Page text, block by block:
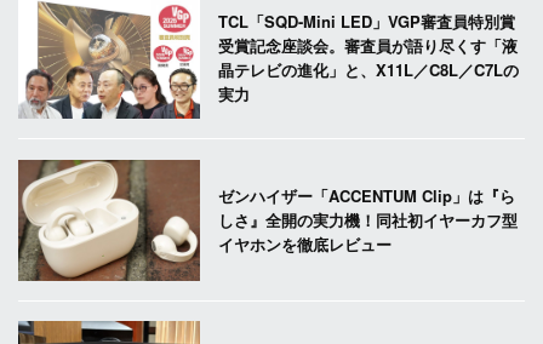
TCL「SQD-Mini LED」VGP審査員特別賞
受賞記念座談会。審査員が語り尽くす「液
晶テレビの進化」と、X11L／C8L／C7Lの
実力
ゼンハイザー「ACCENTUM Clip」は『ら
しさ』全開の実力機！同社初イヤーカフ型
イヤホンを徹底レビュー